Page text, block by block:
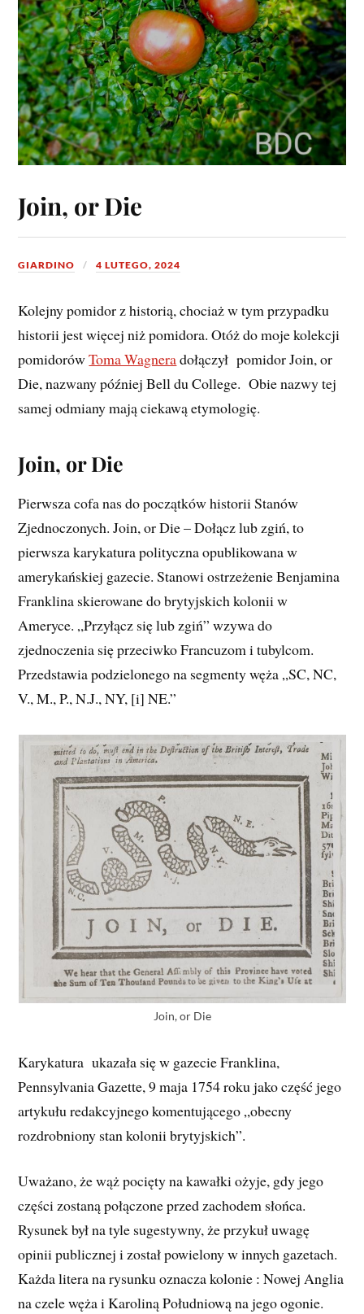
Join, or Die
GIARDINO 4 LUTEGO, 2024
Kolejny pomidor z historią, chociaż w tym przypadku
historii jest więcej niż pomidora. Otóż do moje kolekcji
pomidorówToma Wagneradołączył pomidor Join, or
Die, nazwany później Bell du College. Obie nazwy tej
samej odmiany mają ciekawą etymologię.
Join, or Die
Pierwsza cofa nas do początków historii Stanów
Zjednoczonych. Join, or Die – Dołącz lub zgiń, to
pierwsza karykatura polityczna opublikowana w
amerykańskiej gazecie. Stanowi ostrzeżenie Benjamina
Franklina skierowane do brytyjskich kolonii w
Ameryce. „Przyłącz się lub zgiń” wzywa do
zjednoczenia się przeciwko Francuzom i tubylcom.
Przedstawia podzielonego na segmenty węża „SC, NC,
V., M., P., N.J., NY, [i] NE.”
Join, or Die
Karykatura ukazała się w gazecie Franklina,
Pennsylvania Gazette, 9 maja 1754 roku jako część jego
artykułu redakcyjnego komentującego „obecny
rozdrobniony stan kolonii brytyjskich”.
Uważano, że wąż pocięty na kawałki ożyje, gdy jego
części zostaną połączone przed zachodem słońca.
Rysunek był na tyle sugestywny, że przykuł uwagę
opinii publicznej i został powielony w innych gazetach.
Każda litera na rysunku oznacza kolonie : Nowej Anglia
na czele węża i Karoliną Południową na jego ogonie.